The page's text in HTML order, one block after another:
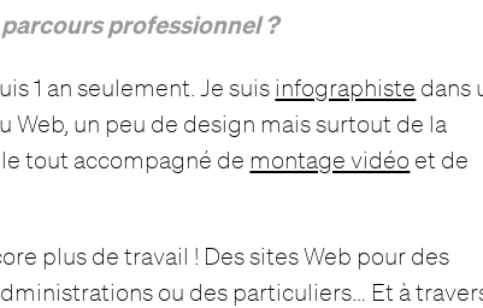
professionnel ?
1 an seulement. Je suis infographiste dans
Web, un peu de design mais surtout de la
tout accompagné de montage vidéo et de
plus de travail ! Des sites Web pour des
ou des particuliers… Et à